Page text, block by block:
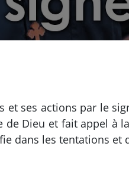
et ses actions par le
Dieu et fait appel à
dans les tentations et